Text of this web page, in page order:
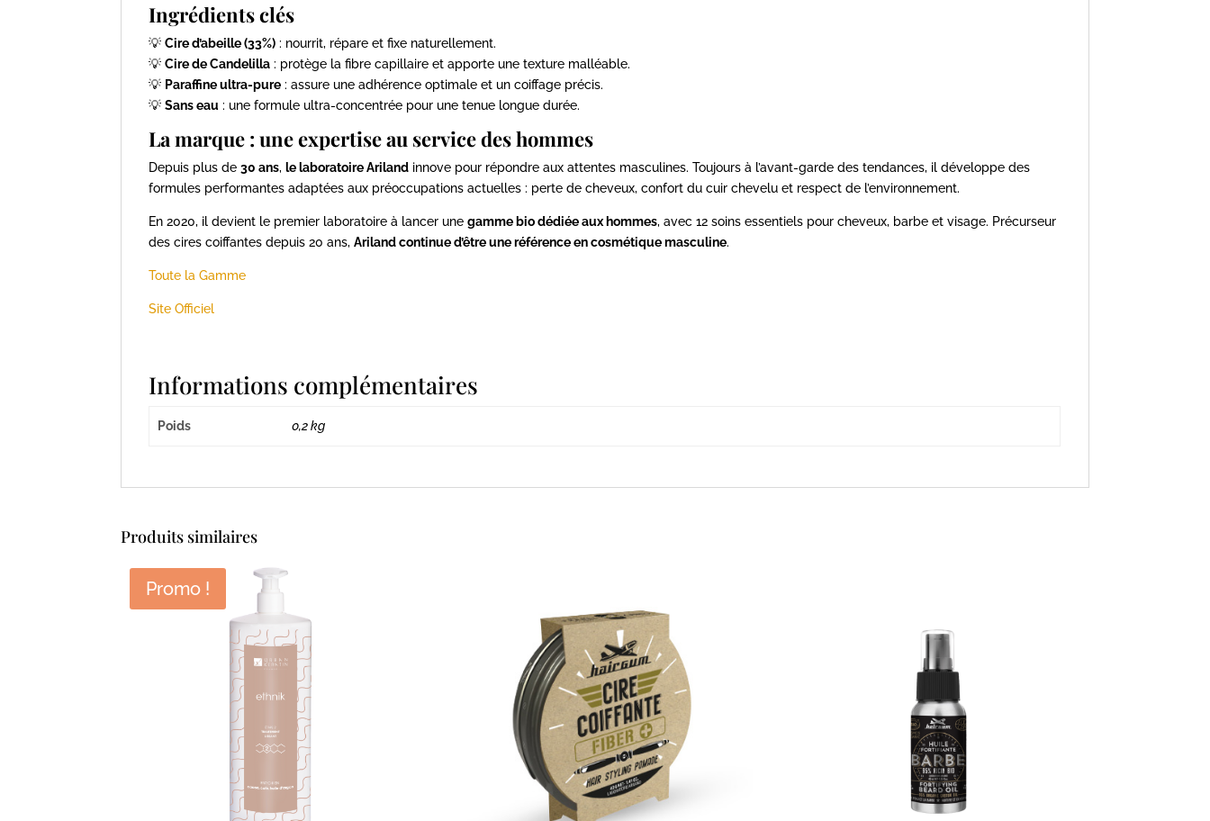
Ingrédients clés
💡Cire d’abeille (33%) : nourrit, répare et fixe naturellement.
💡Cire de Candelilla : protège la fibre capillaire et apporte une texture malléable.
💡 Paraffine ultra-pure : assure une adhérence optimale et un coiffage précis.
💡Sans eau : une formule ultra-concentrée pour une tenue longue durée.
La marque : une expertise au service des hommes
Depuis plus de30 ans, le laboratoire Ariland innove pour répondre aux attentes masculines. Toujours à l’avant-garde des tendances, il développe des
formules performantes adaptées aux préoccupations actuelles : perte de cheveux, confort du cuir chevelu et respect de l’environnement.
En 2020, il devient le premier laboratoire à lancer unegamme bio dédiée aux hommes, avec 12 soins essentiels pour cheveux, barbe et visage. Précurseur
des cires coiffantes depuis 20 ans,Ariland continue d’être une référence en cosmétique masculine.
Toute la Gamme
Site Officiel
Informations complémentaires
Poids 0,2 kg
Produits similaires
Promo !